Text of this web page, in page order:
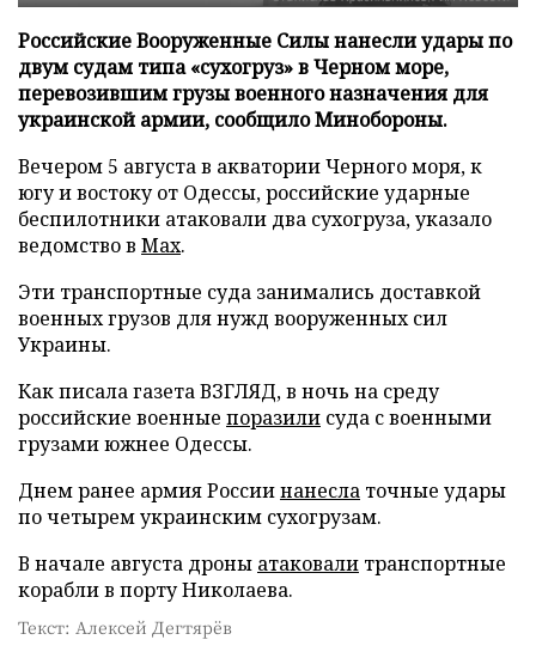
Российские Вооруженные Силы нанесли удары по
двум судам типа «сухогруз» в Черном море,
перевозившим грузы военного назначения для
украинской армии, сообщило Минобороны.
Вечером 5 августа в акватории Черного моря, к
югу и востоку от Одессы, российские ударные
беспилотники атаковали два сухогруза, указало
ведомство в Max.
Эти транспортные суда занимались доставкой
военных грузов для нужд вооруженных сил
Украины.
Как писала газета ВЗГЛЯД, в ночь на среду
российские военные поразили суда с военными
грузами южнее Одессы.
Днем ранее армия Россиинанесла точные удары
по четырем украинским сухогрузам.
В начале августа дроны атаковали транспортные
корабли в порту Николаева.
Текст: Алексей Дегтярёв